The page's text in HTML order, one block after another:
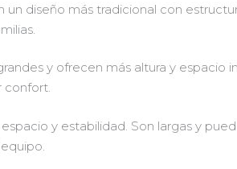
un diseño más tradicional con
y ofrecen más altura y espacio
confort.
y estabilidad. Son largas y